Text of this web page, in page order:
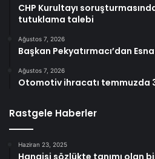
CHP Kurultayı
tutuklama talebi
Ağustos 7, 2026
Başkan Pekyatırmacı’dan
Ağustos 7, 2026
Otomotiv ihracatı temmuzda
Rastgele Haberler
Haziran 23, 2025
Hangisi sözlükte tanımı olan